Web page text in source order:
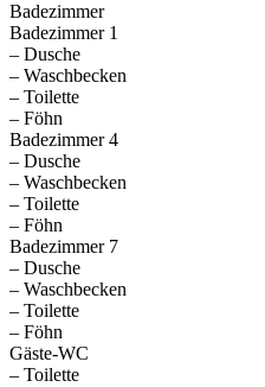
Badezimmer
Badezimmer 1
– Dusche
– Waschbecken
– Toilette
– Föhn
Badezimmer 4
– Dusche
– Waschbecken
– Toilette
– Föhn
Badezimmer 7
– Dusche
– Waschbecken
– Toilette
– Föhn
Gäste-WC
– Toilette